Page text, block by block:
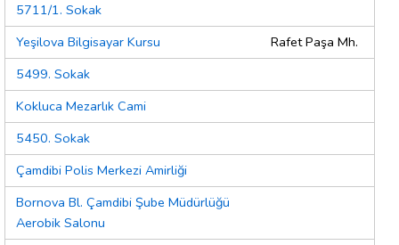
5711/1. Sokak
Yeşilova Bilgisayar Kursu
Rafet Paşa Mh.
5499. Sokak
Kokluca Mezarlık Cami
5450. Sokak
Çamdibi Polis Merkezi Amirliği
Bornova Bl. Çamdibi Şube Müdürlüğü
Aerobik Salonu